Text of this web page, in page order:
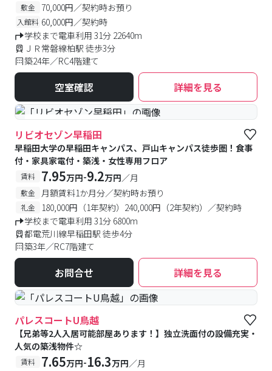
敷金 70,000円／契約時お預り
入館料 60,000円／契約時
学校まで電車利用 31分 22640m
ＪＲ常磐線柏駅 徒歩3分
築24年／RC4階建て
空室確認 詳細を見る
#食事付き #女性専用フロアあり
リビオセゾン早稲田
早稲田大学の早稲田キャンパス、戸山キャンパス徒歩圏！食事
付・家具家電付・築浅・女性専用フロア
賃料 7.95万円-9.2万円／月
敷金 月額賃料1か月分／契約時お預り
礼金
180,000円（1年契約）240,000円（2年契約）／契約時
学校まで電車利用 31分 6800m
都電荒川線早稲田駅 徒歩4分
築3年／RC7階建て
お問合せ 詳細を見る
パレスコートU鳥越
【兄弟等2人入居可能部屋あります！】独立洗面付の設備充実・
人気の築浅物件☆
賃料 7.65万円-16.3万円／月